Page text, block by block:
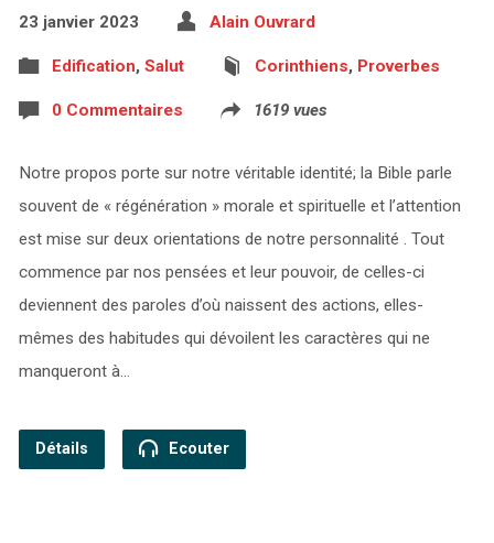
23 janvier 2023 Alain Ouvrard
Edification, Salut Corinthiens, Proverbes
0 Commentaires 1619 vues
Notre propos porte sur notre véritable identité; la Bible parle
souvent de « régénération » morale et spirituelle et l’attention
est mise sur deux orientations de notre personnalité . Tout
commence par nos pensées et leur pouvoir, de celles-ci
deviennent des paroles d’où naissent des actions, elles-
mêmes des habitudes qui dévoilent les caractères qui ne
manqueront à…
Détails Ecouter